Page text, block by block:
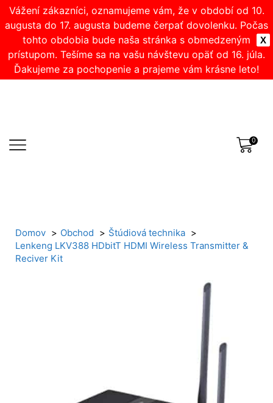
X
Vážení zákazníci, oznamujeme vám, že v období od 10.
augusta do 17. augusta budeme čerpať dovolenku. Počas
tohto obdobia bude naša stránka s obmedzeným
prístupom. Tešíme sa na vašu návštevu opäť od 16. júla.
Ďakujeme za pochopenie a prajeme vám krásne leto!
0
Domov Obchod
Štúdiová technika
Lenkeng LKV388 HDbitT HDMI Wireless Transmitter &
Reciver Kit